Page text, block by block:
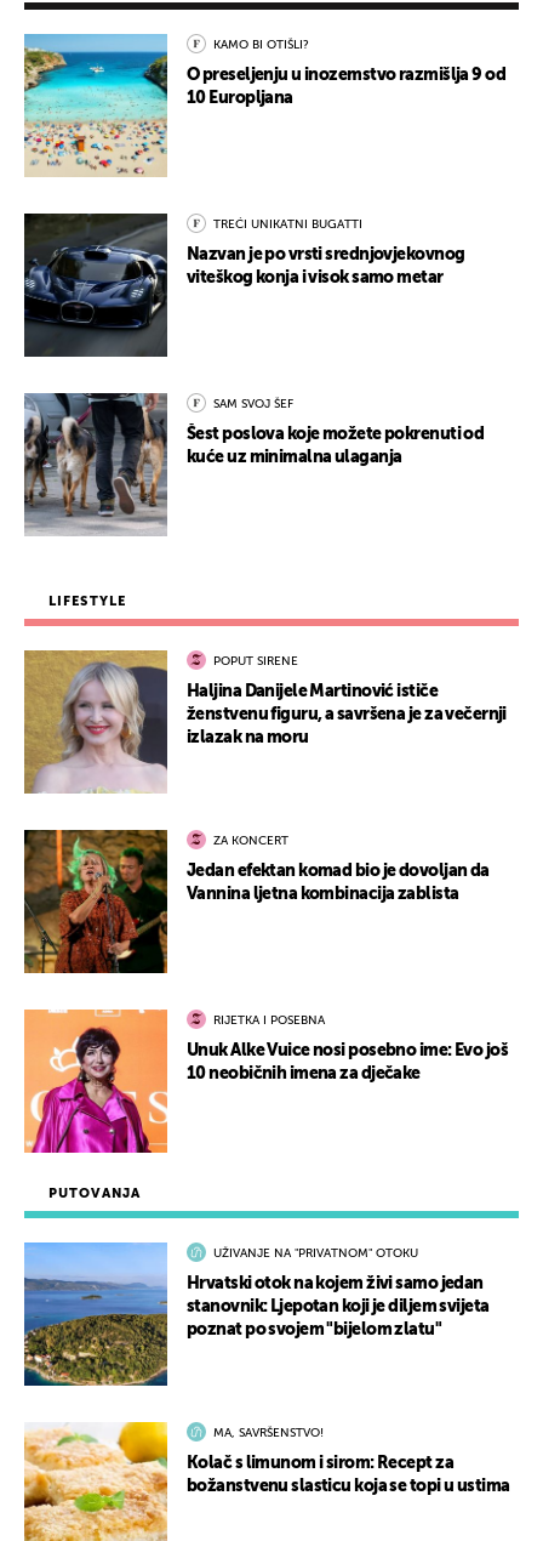
PUTOVANJA
UŽIVANJE NA "PRIVATNOM" OTOKU
Hrvatski otok na kojem živi samo jedan
stanovnik: Ljepotan koji je diljem svijeta
poznat po svojem "bijelom zlatu"
MA, SAVRŠENSTVO!
Kolač s limunom i sirom: Recept za
božanstvenu slasticu koja se topi u ustima
KAMO BI OTIŠLI?
O preseljenju u inozemstvo razmišlja 9 od
10 Europljana
TREĆI UNIKATNI BUGATTI
Nazvan je po vrsti srednjovjekovnog
viteškog konja i visok samo metar
SAM SVOJ ŠEF
Šest poslova koje možete pokrenuti od
kuće uz minimalna ulaganja
LIFESTYLE
POPUT SIRENE
Haljina Danijele Martinović ističe
ženstvenu figuru, a savršena je za večernji
izlazak na moru
ZA KONCERT
Jedan efektan komad bio je dovoljan da
Vannina ljetna kombinacija zablista
RIJETKA I POSEBNA
Unuk Alke Vuice nosi posebno ime: Evo još
10 neobičnih imena za dječake